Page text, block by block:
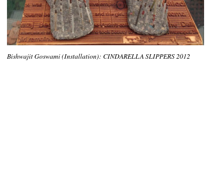
Bishwajit Goswami (Installation): CINDARELLA SLIPPERS 2012